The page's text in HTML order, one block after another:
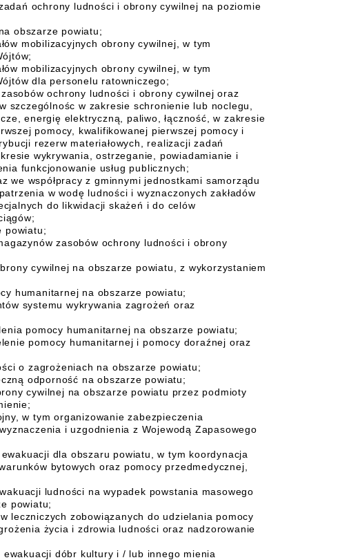
ochrony ludności i obrony cywilnej na poziomie
obszarze powiatu;
mobilizacyjnych obrony cywilnej, w tym
mobilizacyjnych obrony cywilnej, w tym
dla personelu ratowniczego;
ochrony ludności i obrony cywilnej oraz
szczególnośc w zakresie schronienie lub noclegu,
energię elektryczną, paliwo, łączność, w zakresie
pomocy, kwalifikowanej pierwszej pomocy i
rezerw materiałowych, realizacji zadań
wykrywania, ostrzeganie, powiadamianie i
funkcjonowanie usług publicznych;
we współpracy z gminnymi jednostkami samorządu
w wodę ludności i wyznaczonych zakładów
do likwidacji skażeń i do celów
powiatu;
zasobów ochrony ludności i obrony
cywilnej na obszarze powiatu, z wykorzystaniem
humanitarnej na obszarze powiatu;
systemu wykrywania zagrożeń oraz
pomocy humanitarnej na obszarze powiatu;
pomocy humanitarnej i pomocy doraźnej oraz
o zagrożeniach na obszarze powiatu;
odporność na obszarze powiatu;
cywilnej na obszarze powiatu przez podmioty
w tym organizowanie zabezpieczenia
i uzgodnienia z Wojewodą Zapasowego
dla obszaru powiatu, w tym koordynacja
bytowych oraz pomocy przedmedycznej,
ludności na wypadek powstania masowego
powiatu;
leczniczych zobowiązanych do udzielania pomocy
życia i zdrowia ludności oraz nadzorowanie
dóbr kultury i / lub innego mienia